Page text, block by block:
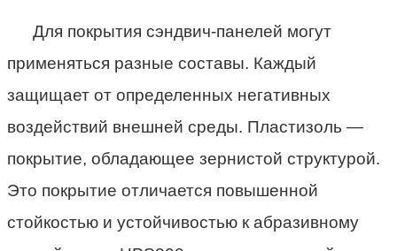
Для покрытия сэндвич-панелей могут
применяться разные составы. Каждый
защищает от определенных негативных
воздействий внешней среды. Пластизоль —
покрытие, обладающее зернистой структурой.
Это покрытие отличается повышенной
стойкостью и устойчивостью к абразивному